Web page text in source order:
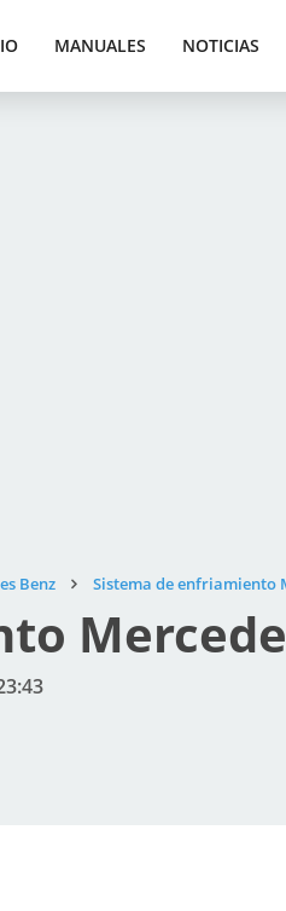
MANUALES NOTICIAS
Benz Sistema de enfriamiento